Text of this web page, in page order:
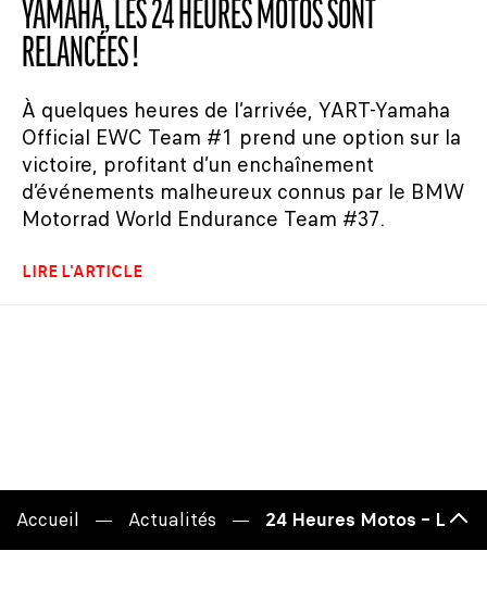
YAMAHA, LES 24 HEURES MOTOS SONT
RELANCÉES !
À quelques heures de l’arrivée, YART-Yamaha
Official EWC Team #1 prend une option sur la
victoire, profitant d’un enchaînement
d’événements malheureux connus par le BMW
Motorrad World Endurance Team #37.
LIRE L'ARTICLE
Accueil Actualités 24 Heures Motos – LaHaut
page